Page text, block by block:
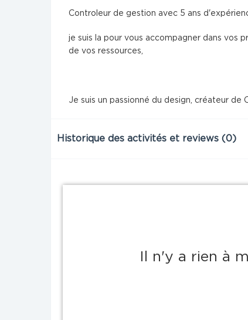
Controleur de gestion avec 5 ans
je suis la pour vous accompagner dans vos
de vos ressources,
Je suis un passionné du design, créateur
Historique des activités et reviews (0)
Il n'y a rien à